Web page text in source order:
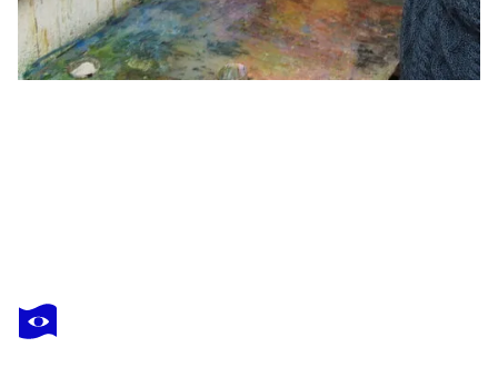
ALEXANDER WOTSCHEL
ABSTRAKT - DUNKEL UND WEIS